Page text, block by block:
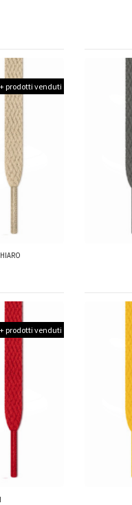
prodotti venduti
prodotti venduti